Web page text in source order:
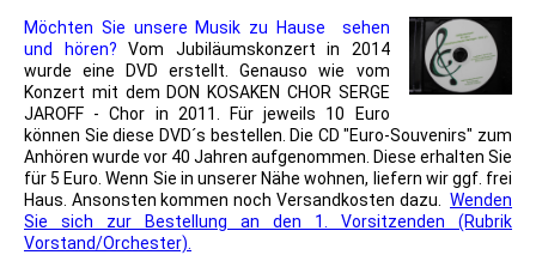
Möchten Sie unsere Musik zu Hause sehen
und hören?Vom Jubiläumskonzert in 2014
wurde eine DVD erstellt. Genauso wie vom
Konzert mit dem DON KOSAKEN CHOR SERGE
JAROFF - Chor in 2011. Für jeweils 10 Euro
können Sie diese DVD´s bestellen. Die CD "Euro-Souvenirs" zum
Anhören wurde vor 40 Jahren aufgenommen. Diese erhalten Sie
für 5 Euro. Wenn Sie in unserer Nähe wohnen, liefern wir ggf. frei
Haus. Ansonsten kommen noch Versandkosten dazu. Wenden
Sie sich zur Bestellung an den 1. Vorsitzenden (Rubrik
Vorstand/Orchester).